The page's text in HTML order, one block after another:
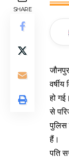
SHARE
हो
से
पुलिस
हैं।
पति